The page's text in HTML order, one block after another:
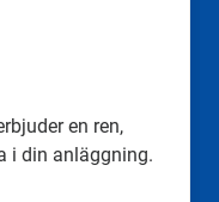
en ren,
i din anläggning.